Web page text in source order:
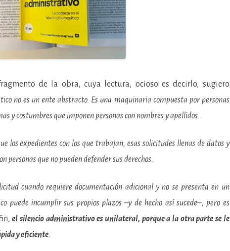
de la obra, cuya lectura, ocioso es decirlo, sugiero
no es un ente abstracto. Es una maquinaria compuesta por personas
y costumbres que imponen personas con nombres y apellidos.
los expedientes con los que trabajan, esas solicitudes llenas de datos y
personas que no pueden defender sus derechos.
cuando requiere documentación adicional y no se presenta en un
puede incumplir sus propios plazos –y de hecho así sucede–, pero es
el silencio administrativo es unilateral, porque a la otra parte se le
y eficiente.